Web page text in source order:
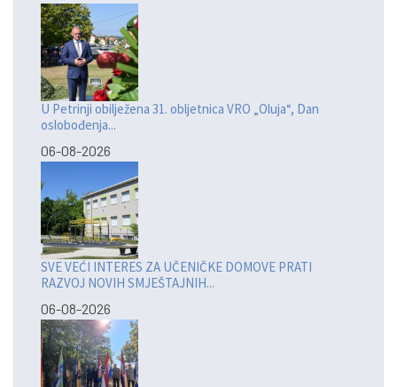
U Petrinji obilježena 31. obljetnica VRO „Oluja“, Dan
oslobođenja...
06-08-2026
SVE VEĆI INTERES ZA UČENIČKE DOMOVE PRATI
RAZVOJ NOVIH SMJEŠTAJNIH...
06-08-2026